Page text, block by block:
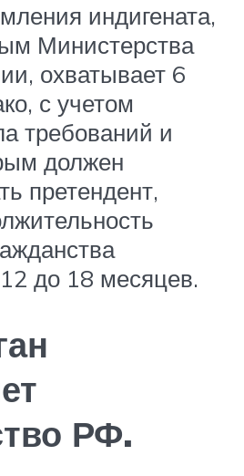
индигената,
Министерства
охватывает 6
с учетом
требований и
должен
претендент,
до 18 месяцев.
РФ.